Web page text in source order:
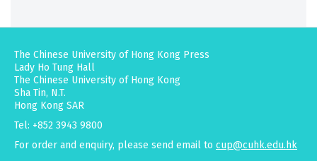
The Chinese University of Hong Kong Press
Lady Ho Tung Hall
The Chinese University of Hong Kong
Sha Tin, N.T.
Hong Kong SAR
Tel: +852 3943 9800
For order and enquiry, please send email to cup@cuhk.edu.hk